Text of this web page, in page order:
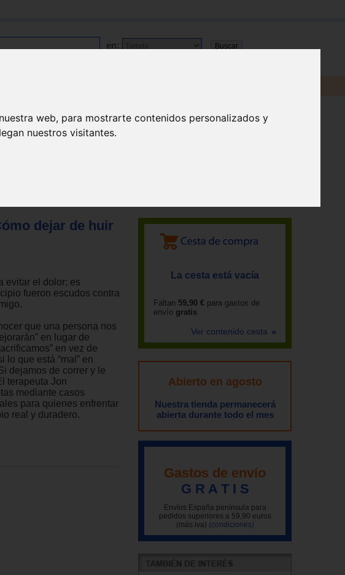
web, para mostrarte contenidos personalizados y
nuestros visitantes.
en:
dejar de huir
evitar el dolor; es
fueron escudos contra
que una persona nos
en lugar de
en vez de
lo que está “mal” en
dejamos de correr y le
terapeuta Jon
mediante casos
para quienes enfrentar
real y duradero.
La cesta está vacía
Faltan 59,90 € para gastos de
envío gratis
Ver contenido cesta
Abierto en agosto
Nuestra tienda permanecerá
abierta durante todo el mes
Gastos de envío
G R A T I S
Envíos España península para
pedidos superiores a 59,90 euros
(más iva) (condiciones)